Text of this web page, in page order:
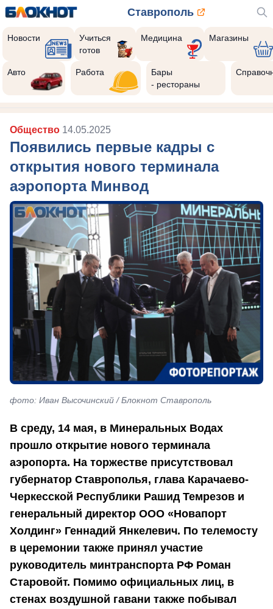
Ставрополь
Новости
Учиться
готов
Медицина Магазины
Авто Работа
Бары
- рестораны
Общество 14.05.2025
Появились первые кадры с
открытия нового терминала
аэропорта Минвод
фото: Иван Высочинский / Блокнот Ставрополь
В среду, 14 мая, в Минеральных Водах
прошло открытие нового терминала
аэропорта. На торжестве присутствовал
губернатор Ставрополья, глава Карачаево-
Черкесской Республики Рашид Темрезов и
генеральный директор ООО «Новапорт
Холдинг» Геннадий Янкелевич. По телемосту
в церемонии также принял участие
руководитель минтранспорта РФ Роман
Старовойт. Помимо официальных лиц, в
стенах воздушной гавани также побывал